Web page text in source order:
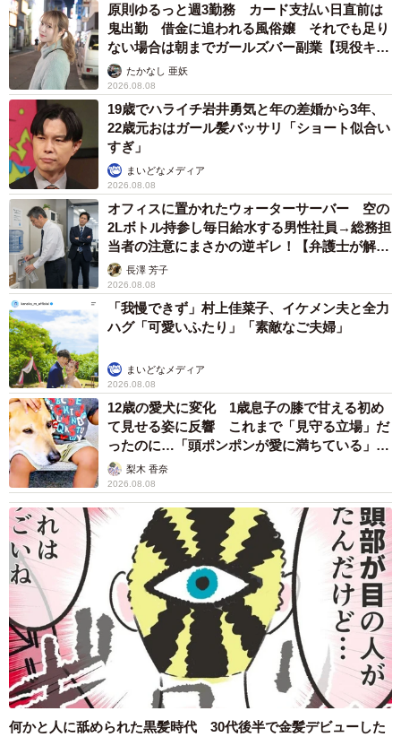
原則ゆるっと週3勤務 カード支払い日直前は
鬼出勤 借金に追われる風俗嬢 それでも足り
ない場合は朝までガールズバー副業【現役キャ
ストに取材】
たかなし 亜妖
2026.08.08
19歳でハライチ岩井勇気と年の差婚から3年、
22歳元おはガール髪バッサリ「ショート似合い
すぎ」
まいどなメディア
2026.08.08
オフィスに置かれたウォーターサーバー 空の
2Lボトル持参し毎日給水する男性社員→総務担
当者の注意にまさかの逆ギレ！【弁護士が解
説】長澤 芳子
2026.08.08
「我慢できず」村上佳菜子、イケメン夫と全力
ハグ「可愛いふたり」「素敵なご夫婦」
まいどなメディア
2026.08.08
12歳の愛犬に変化 1歳息子の膝で甘える初め
て見せる姿に反響 これまで「見守る立場」だ
ったのに…「頭ポンポンが愛に満ちている」
「尊…」
梨木 香奈
2026.08.08
何かと人に舐められた黒髪時代 30代後半で金髪デビューした